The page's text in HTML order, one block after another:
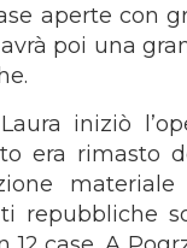
aperte con
poi una
iniziò
era rimasto
repubbliche